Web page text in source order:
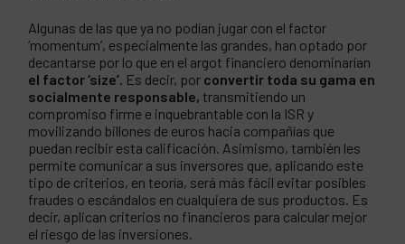
Algunas de las que ya no podían jugar con el factor
‘momentum’, especialmente las grandes, han optado por
decantarse por lo que en el argot financiero denominarían
el factor ‘size’. Es decir, por convertir toda su gama en
socialmente responsable, transmitiendo un
compromiso firme e inquebrantable con la ISR y
movilizando billones de euros hacia compañías que
puedan recibir esta calificación. Asimismo, también les
permite comunicar a sus inversores que, aplicando este
tipo de criterios, en teoría, será más fácil evitar posibles
fraudes o escándalos en cualquiera de sus productos. Es
decir, aplican criterios no financieros para calcular mejor
el riesgo de las inversiones.